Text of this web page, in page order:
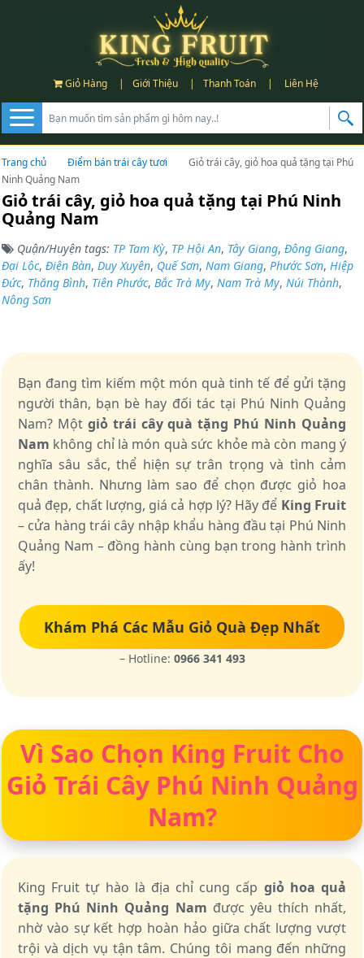
Giỏ Hàng | Giới Thiệu | Thanh Toán | Liên Hệ
Trang chủ Điểm bán trái cây tươi
Giỏ trái cây, giỏ hoa quả tặng tại Phú
Ninh Quảng Nam
Giỏ trái cây, giỏ hoa quả tặng tại Phú Ninh
Quảng Nam
Quận/Huyện tags: TP Tam Kỳ, TP Hội An, Tây Giang, Đông Giang,
Đại Lộc, Điện Bàn, Duy Xuyên, Quế Sơn, Nam Giang, Phước Sơn, Hiệp
Đức, Thăng Bình, Tiên Phước, Bắc Trà My, Nam Trà My, Núi Thành,
Nông Sơn
Bạn đang tìm kiếm một món quà tinh tế để gửi tặng
người thân, bạn bè hay đối tác tại Phú Ninh Quảng
Nam? Một giỏ trái cây quà tặng Phú Ninh Quảng
Nam không chỉ là món quà sức khỏe mà còn mang ý
nghĩa sâu sắc, thể hiện sự trân trọng và tình cảm
chân thành. Nhưng làm sao để chọn được giỏ hoa
quả đẹp, chất lượng, giá cả hợp lý? Hãy để King Fruit
– cửa hàng trái cây nhập khẩu hàng đầu tại Phú Ninh
Quảng Nam – đồng hành cùng bạn trong hành trình
ấy!
Khám Phá Các Mẫu Giỏ Quà Đẹp Nhất
– Hotline: 0966 341 493
Vì Sao Chọn King Fruit Cho
Giỏ Trái Cây Phú Ninh Quảng
Nam?
King Fruit tự hào là địa chỉ cung cấp giỏ hoa quả
tặng Phú Ninh Quảng Nam được yêu thích nhất,
nhờ vào sự kết hợp hoàn hảo giữa chất lượng vượt
trội và dịch vụ tận tâm. Chúng tôi mang đến những